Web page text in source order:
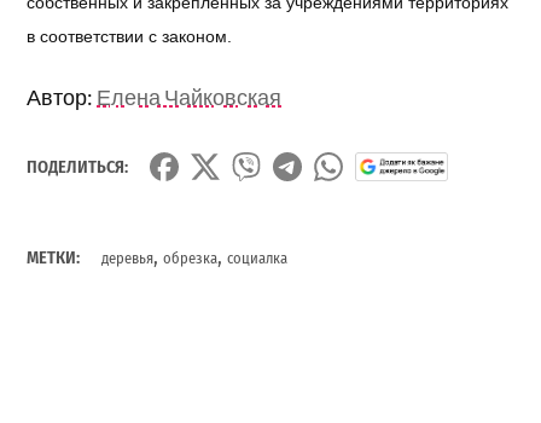
в соответствии с законом.
Автор: Елена Чайковская
ПОДЕЛИТЬСЯ:
МЕТКИ: деревья,обрезка,социалка